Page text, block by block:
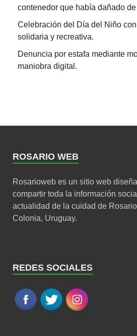
contenedor que había dañado de
Celebración del Día del Niño
solidaria y recreativa.
Denuncia por estafa mediante
maniobra digital.
ROSARIO WEB
Rosarioweb es un sitio web
compartir toda la información
actualidad de la cuidad de
Colonia, Uruguay.
REDES SOCIALES